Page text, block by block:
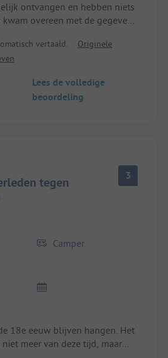
ontvangen en hebben niets
overeen met de gegevens
zonder reservering. De
hebben een retrolook,
rustig. De ligging ten opzichte
Passau is ideaal.
vertaald.
Originele
Lees de volledige
beoordeling
tegen
3
Camper
18e eeuw blijven hangen. Het
meer van deze tijd, maar